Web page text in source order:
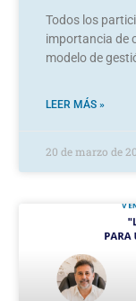
Todos los
importancia de
modelo de
LEER MÁS »
20 de marzo de